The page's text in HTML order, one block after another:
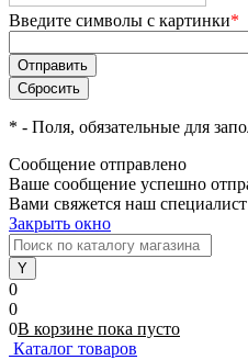
Введите символы с картинки*
* - Поля, обязательные для
Сообщение отправлено
Ваше сообщение успешно
Вами свяжется наш специалист
Закрыть окно
0
0
0В корзине пока пусто
Каталог товаров